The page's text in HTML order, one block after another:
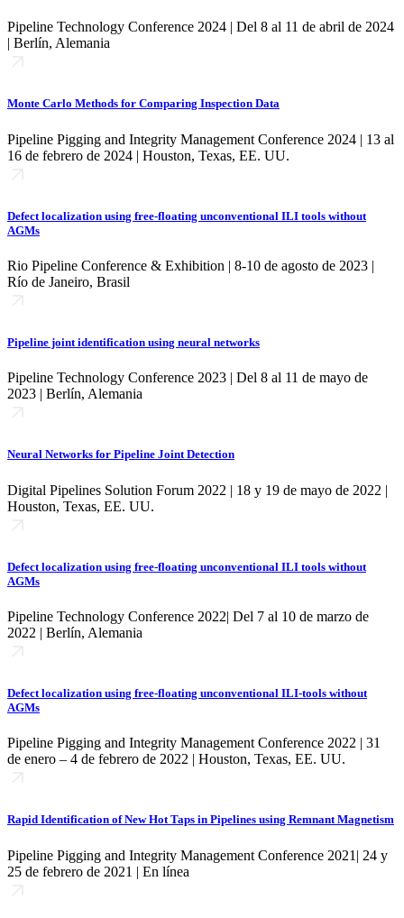
Pipeline Technology Conference 2024 | Del 8 al 11 de abril de 2024
| Berlín, Alemania
Monte Carlo Methods for Comparing Inspection Data
Pipeline Pigging and Integrity Management Conference 2024 | 13 al
16 de febrero de 2024 | Houston, Texas, EE. UU.
Defect localization using free-floating unconventional ILI tools without
AGMs
Rio Pipeline Conference & Exhibition | 8-10 de agosto de 2023 |
Río de Janeiro, Brasil
Pipeline joint identification using neural networks
Pipeline Technology Conference 2023 | Del 8 al 11 de mayo de
2023 | Berlín, Alemania
Neural Networks for Pipeline Joint Detection
Digital Pipelines Solution Forum 2022 | 18 y 19 de mayo de 2022 |
Houston, Texas, EE. UU.
Defect localization using free-floating unconventional ILI tools without
AGMs
Pipeline Technology Conference 2022| Del 7 al 10 de marzo de
2022 | Berlín, Alemania
Defect localization using free-floating unconventional ILI-tools without
AGMs
Pipeline Pigging and Integrity Management Conference 2022 | 31
de enero – 4 de febrero de 2022 | Houston, Texas, EE. UU.
Rapid Identification of New Hot Taps in Pipelines using Remnant Magnetism
Pipeline Pigging and Integrity Management Conference 2021| 24 y
25 de febrero de 2021 | En línea